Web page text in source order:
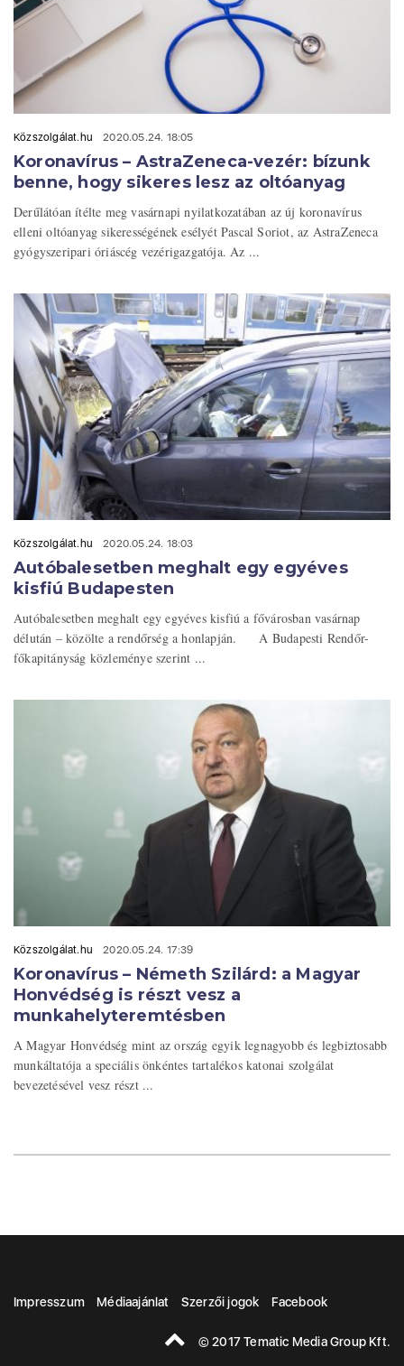
Közszolgálat.hu 2020.05.24. 18:05
Koronavírus – AstraZeneca-vezér: bízunk
benne, hogy sikeres lesz az oltóanyag
Derűlátóan ítélte meg vasárnapi nyilatkozatában az új koronavírus
elleni oltóanyag sikerességének esélyét Pascal Soriot, az AstraZeneca
gyógyszeripari óriáscég vezérigazgatója. Az ...
Közszolgálat.hu 2020.05.24. 18:03
Autóbalesetben meghalt egy egyéves
kisfiú Budapesten
Autóbalesetben meghalt egy egyéves kisfiú a fővárosban vasárnap
délután – közölte a rendőrség a honlapján. A Budapesti Rendőr-
főkapitányság közleménye szerint ...
Közszolgálat.hu 2020.05.24. 17:39
Koronavírus – Németh Szilárd: a Magyar
Honvédség is részt vesz a
munkahelyteremtésben
A Magyar Honvédség mint az ország egyik legnagyobb és legbiztosabb
munkáltatója a speciális önkéntes tartalékos katonai szolgálat
bevezetésével vesz részt ...
Impresszum Médiaajánlat Szerzői jogok Facebook
© 2017 Tematic Media Group Kft.